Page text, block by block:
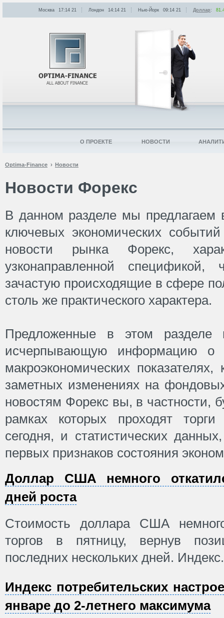
Optima-Finance Новости
Новости Форекс
В данном разделе мы предлагаем
ключевых экономических
новости рынка Форекс,
узконаправленной
зачастую происходящие в сфере
столь же практического характера.
Предложенные в этом разделе
исчерпывающую информацию о
макроэкономических
заметных изменениях на
новостям Форекс вы, в частности,
рамках которых проходят
сегодня, и статистических
первых признаков состояния
Доллар США немного
дней роста
Стоимость доллара США
торгов в пятницу, вернув
последних нескольких дней.
Индекс потребительских
январе до 2-летнего максимума
Москва 17:14 21 Лондон 14:14 21 Нью-Йорк 09:14 21 Доллар:
О ПРОЕКТЕ НОВОСТИ